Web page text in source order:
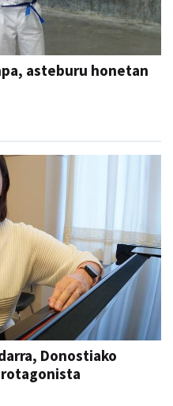
asteburu honetan
Donostiako